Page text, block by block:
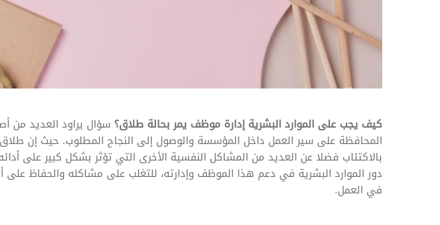
كيف يجب على الموارد البشرية إدارة موظف يمر بحالة طلاق؟ سؤال يراود العديد من
المحافظة على سير العمل داخل المؤسسة والوصول إلى النجاح المطلوب. حيث إن
بالاكتئاب فضلا عن العديد من المشاكل النفسية الأخرى التي تؤثر بشكل كبير على
دور الموارد البشرية في دعم هذا الموظف وإدارته، للتغلب على مشاكله والحفاظ
في العمل.